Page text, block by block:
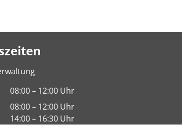
08:00 – 12:00 Uhr
08:00 – 12:00 Uhr
14:00 – 16:30 Uhr